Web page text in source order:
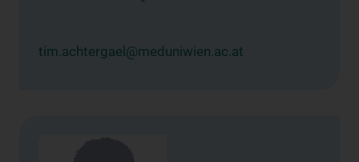
tim.achtergael@meduniwien.ac.at